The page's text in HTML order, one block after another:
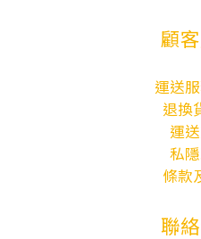
顧
運送
退換
運
私
條款
聯